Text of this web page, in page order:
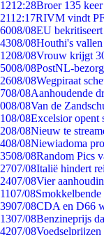
1212:28Broer 135
2112:17RIVM vindt
6008/08EU
4308/08Houthi's vallen
1208/08Vrouw krijgt
5008/08PostNL-
2608/08Wegpiraat
708/08Aanhoudende
008/08Van de
108/08Excelsior opent
208/08Nieuw te
408/08Niewiadoma
3508/08Random Pics
2707/08Italië hindert
2407/08Vier
1107/08
3907/08CDA en D66
1307/08Benzineprijs
4207/08